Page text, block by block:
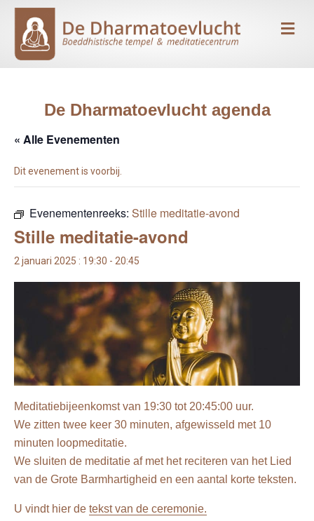
De Dharmatoevlucht agenda
« Alle Evenementen
Dit evenement is voorbij.
Evenementenreeks: Stille meditatie-avond
Stille meditatie-avond
2 januari 2025 : 19:30 - 20:45
Meditatiebijeenkomst van 19:30 tot 20:45:00 uur.
We zitten twee keer 30 minuten, afgewisseld met 10
minuten loopmeditatie.
We sluiten de meditatie af met het reciteren van het Lied
van de Grote Barmhartigheid en een aantal korte teksten.
U vindt hier de tekst van de ceremonie.